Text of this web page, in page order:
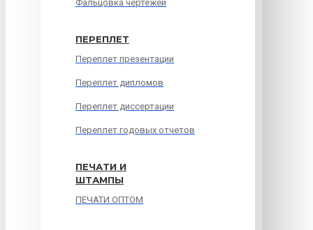
Фальцовка чертежей
ПЕРЕПЛЕТ
Переплет презентации
Переплет дипломов
Переплет диссертации
Переплет годовых отчетов
ПЕЧАТИ И
ШТАМПЫ
ПЕЧАТИ ОПТОМ